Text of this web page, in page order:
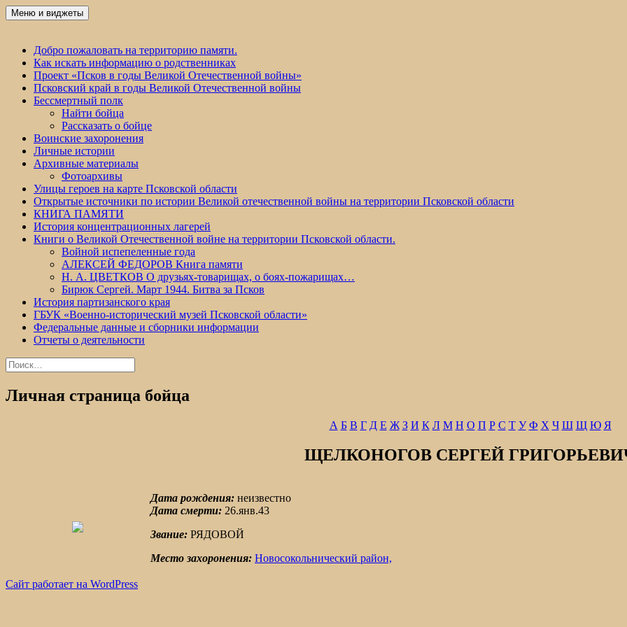
Перейти
к
Победа 60
Меню и виджеты
Добро пожаловать на территорию памяти.
Как искать информацию о родственниках
Проект «Псков в годы Великой Отечественной войны»
Псковский край в годы Великой Отечественной войны
Бессмертный полк
Найти бойца
Рассказать о бойце
Воинские захоронения
Личные истории
Архивные материалы
Фотоархивы
Улицы героев на карте Псковской области
Открытые источники по истории Великой отечественной войны на территории Псковской области
КНИГА ПАМЯТИ
История концентрационных лагерей
Книги о Великой Отечественной войне на территории Псковской области.
Войной испепеленные года
АЛЕКСЕЙ ФЕДОРОВ Книга памяти
Н. А. ЦВЕТКОВ О друзьях-товарищах, о боях-пожарищах…
Бирюк Сергей. Март 1944. Битва за Псков
История партизанского края
ГБУК «Военно-исторический музей Псковской области»
Федеральные данные и сборники информации
Отчеты о деятельности
Найти:
Личная страница бойца
А Б В Г Д Е Ж З И К Л М Н О П Р С Т У Ф Х Ч Ш Щ Ю Я
ЩЕЛКОНОГОВ СЕРГЕЙ
Дата рождения: неизвестно
Дата смерти: 26.янв.43
Звание: РЯДОВОЙ
Место захоронения: Новосокольнический район,
Сайт работает на WordPress